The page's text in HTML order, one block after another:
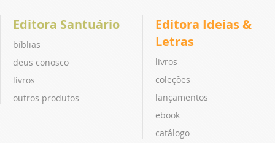
Editora Santuário
bíblias
deus conosco
livros
outros produtos
Editora Ideias &
Letras
livros
coleções
lançamentos
ebook
catálogo